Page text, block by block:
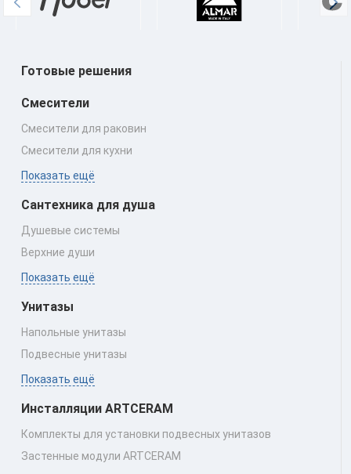
Готовые решения
Смесители
Смесители для раковин
Смесители для кухни
Показать ещё
Сантехника для душа
Душевые системы
Верхние души
Показать ещё
Унитазы
Напольные унитазы
Подвесные унитазы
Показать ещё
Инсталляции ARTCERAM
Комплекты для установки подвесных унитазов
Застенные модули ARTCERAM